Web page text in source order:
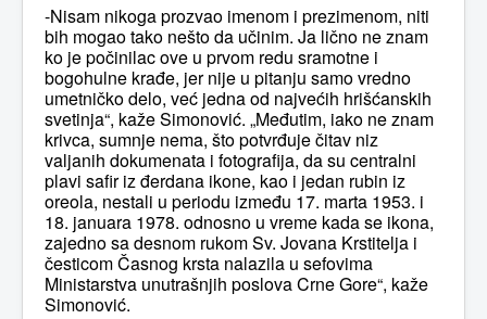
-Nisam nikoga prozvao imenom i prezimenom, niti
bih mogao tako nešto da učinim. Ja lično ne znam
ko je počinilac ove u prvom redu sramotne i
bogohulne krađe, jer nije u pitanju samo vredno
umetničko delo, već jedna od najvećih hrišćanskih
svetinja“, kaže Simonović. „Međutim, iako ne znam
krivca, sumnje nema, što potvrđuje čitav niz
valjanih dokumenata i fotografija, da su centralni
plavi safir iz đerdana ikone, kao i jedan rubin iz
oreola, nestali u periodu između 17. marta 1953. i
18. januara 1978. odnosno u vreme kada se ikona,
zajedno sa desnom rukom Sv. Jovana Krstitelja i
česticom Časnog krsta nalazila u sefovima
Ministarstva unutrašnjih poslova Crne Gore“, kaže
Simonović.